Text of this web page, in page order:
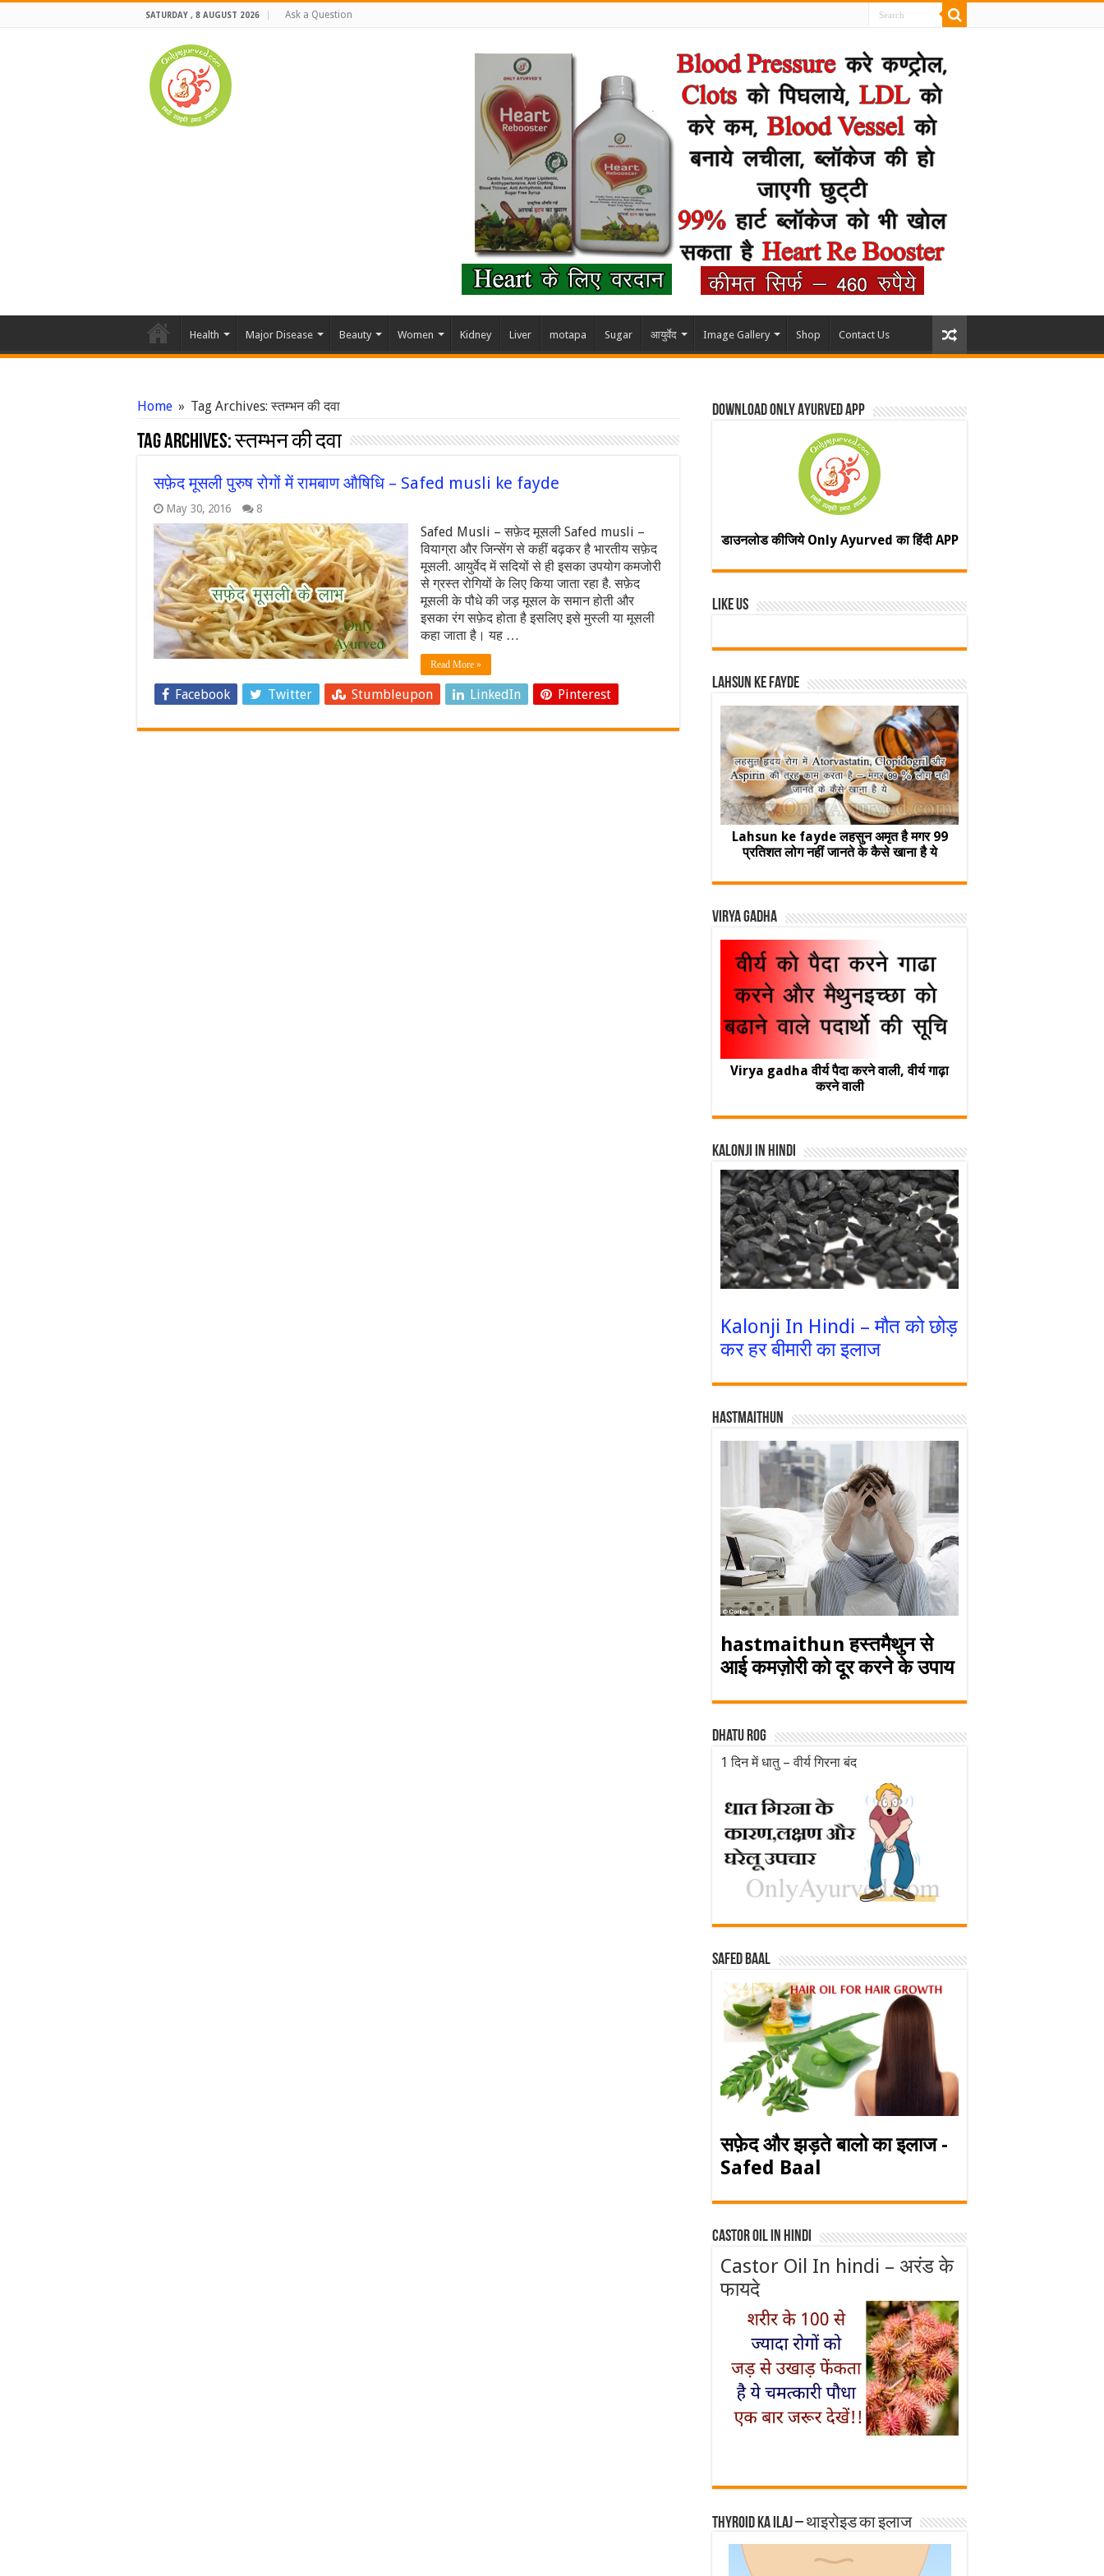
SATURDAY , 8 AUGUST 2026 Ask a Question
Health Major Disease Beauty Women Kidney Liver motapa Sugar आयुर्वेद Image Gallery Shop Contact Us
Home » Tag Archives: स्तम्भन की दवा
Tag Archives:स्तम्भन की दवा
सफ़ेद मूसली पुरुष रोगों में रामबाण औषिधि – Safed musli ke fayde
May 30, 2016 8
Safed Musli – सफ़ेद मूसली Safed musli –
वियाग्रा और जिन्सेंग से कहीं बढ़कर है भारतीय सफ़ेद
मूसली. आयुर्वेद में सदियों से ही इसका उपयोग कमजोरी
से ग्रस्त रोगियों के लिए किया जाता रहा है. सफ़ेद
मूसली के पौधे की जड़ मूसल के समान होती और
इसका रंग सफ़ेद होता है इसलिए इसे मुस्ली या मूसली
कहा जाता है। यह …
Read More »
Facebook Twitter Stumbleupon LinkedIn Pinterest
Download Only Ayurved App
डाउनलोड कीजिये Only Ayurved का हिंदी APP
Like Us
Lahsun ke fayde
Lahsun ke fayde लहसुन अमृत है मगर 99
प्रतिशत लोग नहीं जानते के कैसे खाना है ये
Virya Gadha
Virya gadha वीर्य पैदा करने वाली, वीर्य गाढ़ा
करने वाली
Kalonji In Hindi
Kalonji In Hindi – मौत को छोड़
कर हर बीमारी का इलाज
Hastmaithun
hastmaithun हस्तमैथुन से
आई कमज़ोरी को दूर करने के उपाय
Dhatu rog
1 दिन में धातु – वीर्य गिरना बंद
Safed baal
सफ़ेद और झड़ते बालो का इलाज -
Safed Baal
Castor Oil In Hindi
Castor Oil In hindi – अरंड के
फायदे
Thyroid ka ilaj – थाइरोइड का इलाज